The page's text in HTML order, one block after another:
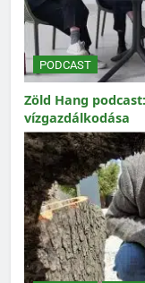
PODCAST
Zöld Hang
vízgazdálkodása